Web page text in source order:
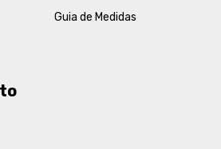
Guia de Medidas